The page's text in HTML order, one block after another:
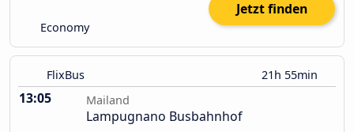
Economy
Jetzt finden
FlixBus 21h 55min
13:05 Mailand
Lampugnano Busbahnhof